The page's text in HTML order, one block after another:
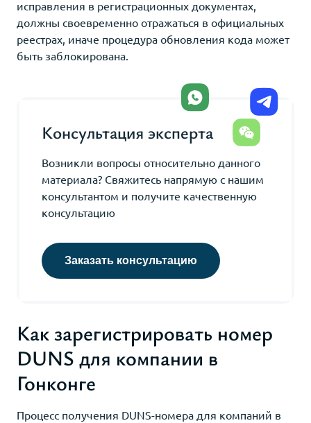
исправления в регистрационных документах,
должны своевременно отражаться в официальных
реестрах, иначе процедура обновления кода может
быть заблокирована.
Консультация эксперта
Возникли вопросы относительно данного
материала? Свяжитесь напрямую с нашим
консультантом и получите качественную
консультацию
Заказать консультацию
Как зарегистрировать номер
DUNS для компании в
Гонконге
Процесс получения DUNS-номера для компаний в